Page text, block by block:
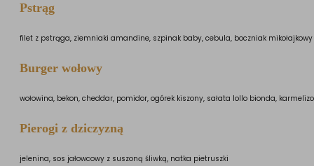
Pstrąg
filet z pstrąga, ziemniaki amandine, szpinak baby, cebula, boczniak mikołajkowy
Burger wołowy
wołowina, bekon, cheddar, pomidor, ogórek kiszony, sałata lollo bionda,
Pierogi z dziczyzną
jelenina, sos jałowcowy z suszoną śliwką, natka pietruszki